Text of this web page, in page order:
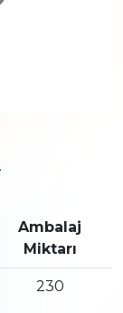
Ambalaj
Miktarı
230